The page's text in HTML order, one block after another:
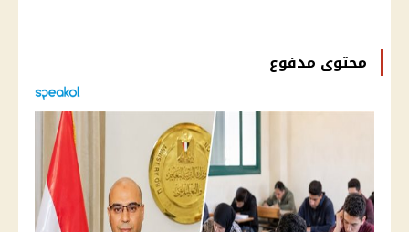
محتوى مدفوع